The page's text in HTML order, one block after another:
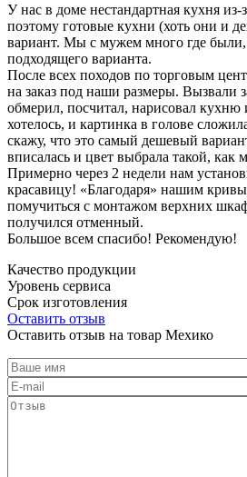
У нас в доме нестандартная кухня из-
поэтому готовые кухни (хоть они и
вариант. Мы с мужем много где
подходящего варианта.
После всех походов по торговым
на заказ под наши размеры. Вызвали
обмерил, посчитал, нарисовал кухню
хотелось, и картинка в голове
скажу, что это самый дешевый
вписалась и цвет выбрала такой, как
Примерно через 2 недели нам
красавицу! «Благодаря» нашим
помучиться с монтажом верхних
получился отменный.
Большое всем спасибо! Рекомендую!
Качество продукции
Уровень сервиса
Срок изготовления
Оставить отзыв
Оставить отзыв на товар Мехико